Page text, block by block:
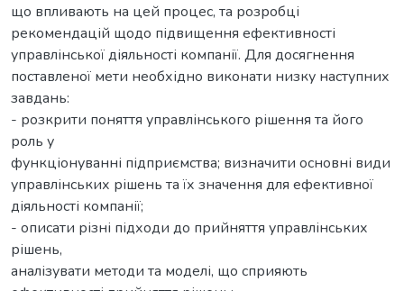
що впливають на цей процес, та розробці
рекомендацій щодо підвищення ефективності
управлінської діяльності компанії. Для досягнення
поставленої мети необхідно виконати низку наступних
завдань:
- розкрити поняття управлінського рішення та його
роль у
функціонуванні підприємства; визначити основні види
управлінських рішень та їх значення для ефективної
діяльності компанії;
- описати різні підходи до прийняття управлінських
рішень,
аналізувати методи та моделі, що сприяють